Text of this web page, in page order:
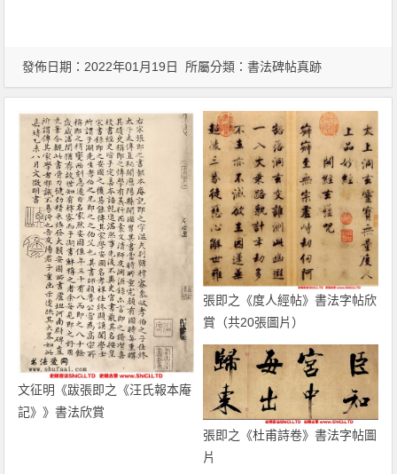
發佈日期：2022年01月19日 所屬分類：書法碑帖真跡
文征明《跋張即之《汪氏報本庵
記》》書法欣賞
張即之《度人經帖》書法字帖欣
賞（共20張圖片）
張即之《杜甫詩卷》書法字帖圖
片